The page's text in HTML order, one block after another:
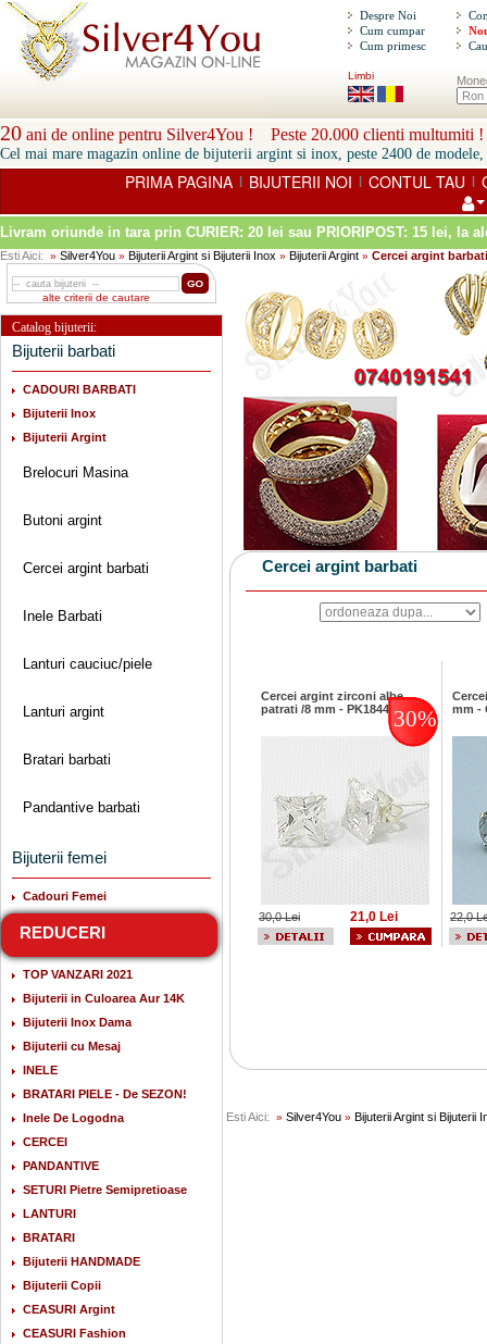
Despre Noi
Cum cumpar
Cum primesc
Limbi
20 ani de online pentru Silver4You ! Peste 20.000 clienti multumiti !
Cel mai mare magazin online de bijuterii argint si inox, peste 2400 de modele,
PRIMA PAGINA | BIJUTERII NOI | CONTUL TAU |
Livram oriunde in tara prin CURIER: 20 lei sau PRIORIPOST: 15 lei, la
Esti Aici: » Silver4You » Bijuterii Argint si Bijuterii Inox » Bijuterii Argint » Cercei argint barbati
alte criterii de cautare
Catalog bijuterii:
Bijuterii barbati
CADOURI BARBATI
Bijuterii Inox
Bijuterii Argint
Brelocuri Masina
Butoni argint
Cercei argint barbati
Inele Barbati
Lanturi cauciuc/piele
Lanturi argint
Bratari barbati
Pandantive barbati
Bijuterii femei
Cadouri Femei
REDUCERI
TOP VANZARI 2021
Bijuterii in Culoarea Aur 14K
Bijuterii Inox Dama
Bijuterii cu Mesaj
INELE
BRATARI PIELE - De SEZON!
Inele De Logodna
CERCEI
PANDANTIVE
SETURI Pietre Semipretioase
LANTURI
BRATARI
Bijuterii HANDMADE
Bijuterii Copii
CEASURI Argint
CEASURI Fashion
Cercei argint barbati
Cercei argint zirconi albe
patrati /8 mm - PK1844 30%
30,0 Lei 21,0 Lei
mm -
22,0
Esti Aici: » Silver4You » Bijuterii Argint si Bijuterii